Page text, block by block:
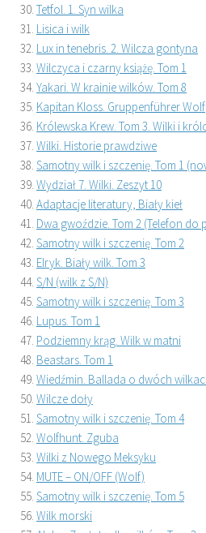
Tetfol. 1. Syn wilka
Lisica i wilk
Lux in tenebris. 2. Wilcza gontyna
Wilczyca i czarny książę. Tom 1
Yakari. W krainie wilków. Tom 8
Kapitan Kloss. Gruppenführer Wolf
Królewska Krew. Tom 3. Wilki i
Wilki. Historie prawdziwe
Samotny wilk i szczenię. Tom 1
Wydział 7. Wilki. Zeszyt 10
Adaptacje literatury, Biały kieł
Dwa gwoździe. Tom 2 (Telefon do
Samotny wilk i szczenię. Tom 2
Elryk. Biały wilk. Tom 3
S/N (wilk z S/N)
Samotny wilk i szczenię. Tom 3
Lupus. Tom 1
Podziemny krąg. Wilk w matni
Beastars. Tom 1
Wiedźmin. Ballada o dwóch
Wilcze doły
Samotny wilk i szczenię. Tom 4
Wolfhunt. Zguba
Wilki z Nowego Meksyku
MUTE – ON/OFF (Wolf)
Samotny wilk i szczenię. Tom 5
Wilk morski